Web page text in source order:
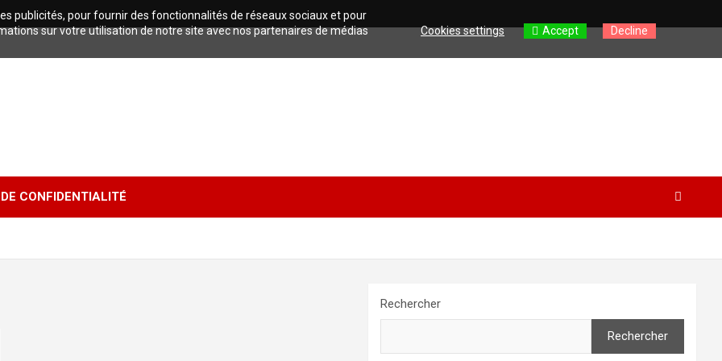
CONFIDENTIALITÉ
Rechercher
Rechercher
publicités, pour fournir des fonctionnalités de réseaux sociaux et pour
sur votre utilisation de notre site avec nos partenaires de médias
Cookies settings Accept Decline